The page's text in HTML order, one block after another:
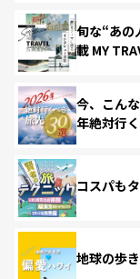
旬な“あの
載 MY
今、こん
年絶対行
コスパも
地球の歩